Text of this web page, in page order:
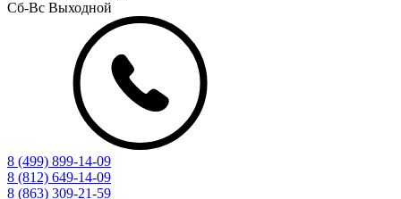
Сб-Вс Выходной
8 (499) 899-14-09
8 (812) 649-14-09
8 (863) 309-21-59